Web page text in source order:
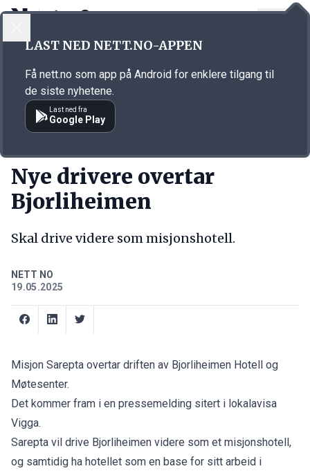
Annonsørinnhold
Nye drivere overtar
Bjorliheimen
Skal drive videre som misjonshotell.
NETT NO
19.05.2025
Misjon Sarepta overtar driften av Bjorliheimen Hotell og
Møtesenter.
Det kommer fram i en pressemelding sitert i lokalavisa
Vigga.
Sarepta vil drive Bjorliheimen videre som et misjonshotell,
og samtidig ha hotellet som en base for sitt arbeid i
LAST NED NETT.NO-APPEN
Få nett.no som app på Android for enklere tilgang til
de siste nyhetene.
Last ned fra
Google Play